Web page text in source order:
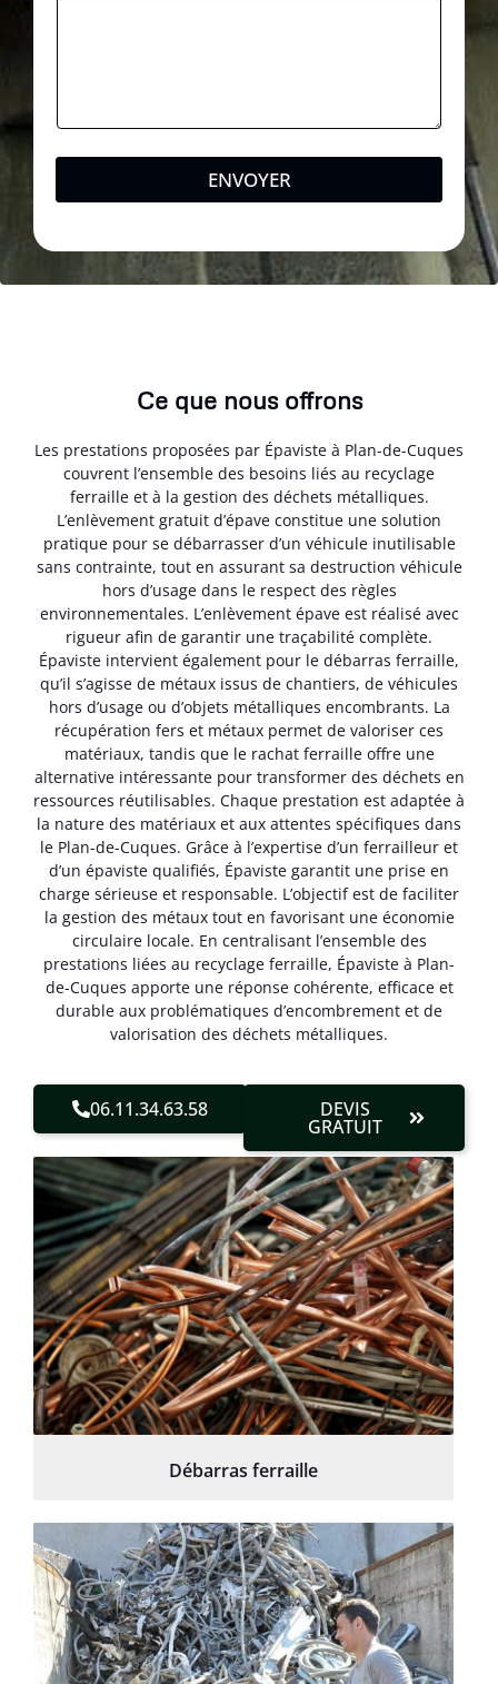
ENVOYER
Ce que nous offrons
Les prestations proposées par Épaviste à Plan-de-Cuques
couvrent l’ensemble des besoins liés au recyclage
ferraille et à la gestion des déchets métalliques.
L’enlèvement gratuit d’épave constitue une solution
pratique pour se débarrasser d’un véhicule inutilisable
sans contrainte, tout en assurant sa destruction véhicule
hors d’usage dans le respect des règles
environnementales. L’enlèvement épave est réalisé avec
rigueur afin de garantir une traçabilité complète.
Épaviste intervient également pour le débarras ferraille,
qu’il s’agisse de métaux issus de chantiers, de véhicules
hors d’usage ou d’objets métalliques encombrants. La
récupération fers et métaux permet de valoriser ces
matériaux, tandis que le rachat ferraille offre une
alternative intéressante pour transformer des déchets en
ressources réutilisables. Chaque prestation est adaptée à
la nature des matériaux et aux attentes spécifiques dans
le Plan-de-Cuques. Grâce à l’expertise d’un ferrailleur et
d’un épaviste qualifiés, Épaviste garantit une prise en
charge sérieuse et responsable. L’objectif est de faciliter
la gestion des métaux tout en favorisant une économie
circulaire locale. En centralisant l’ensemble des
prestations liées au recyclage ferraille, Épaviste à Plan-
de-Cuques apporte une réponse cohérente, efficace et
durable aux problématiques d’encombrement et de
valorisation des déchets métalliques.
06.11.34.63.58 DEVIS
GRATUIT
Débarras ferraille